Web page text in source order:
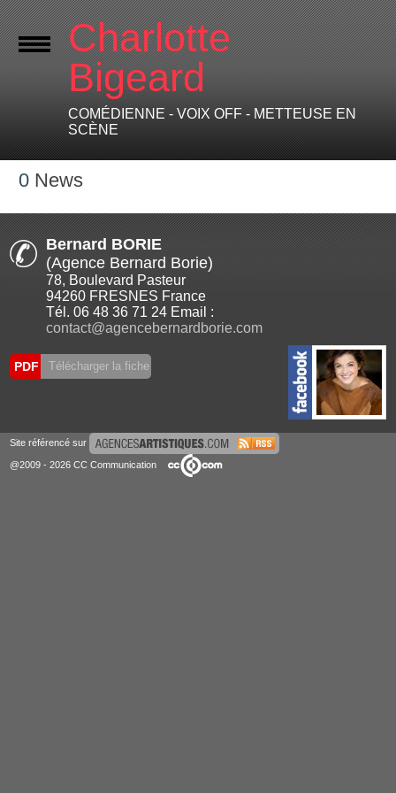
Charlotte
Bigeard
COMÉDIENNE - VOIX OFF - METTEUSE EN
SCÈNE
0 News
Bernard BORIE
(Agence Bernard Borie)
78, Boulevard Pasteur
94260 FRESNES France
Tél. 06 48 36 71 24 Email :
contact@agencebernardborie.com
PDF Télécharger la fiche
Site référencé sur
@2009 - 2026 CC Communication